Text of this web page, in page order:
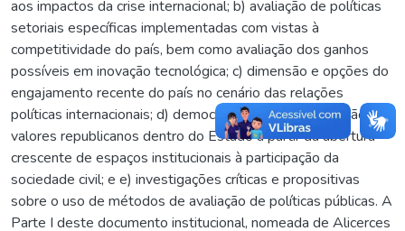
aos impactos da crise internacional; b) avaliação de políticas
setoriais específicas implementadas com vistas à
competitividade do país, bem como avaliação dos ganhos
possíveis em inovação tecnológica; c) dimensão e opções do
engajamento recente do país no cenário das relações
políticas internacionais; d) democratização e consolidação de
valores republicanos dentro do Estado a partir da abertura
crescente de espaços institucionais à participação da
sociedade civil; e e) investigações críticas e propositivas
sobre o uso de métodos de avaliação de políticas públicas. A
Parte I deste documento institucional, nomeada de Alicerces